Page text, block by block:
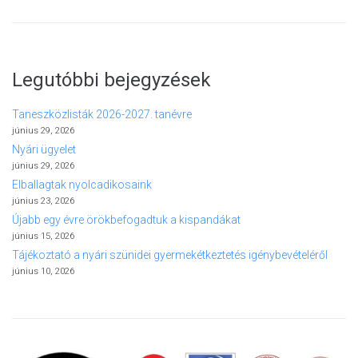
Legutóbbi bejegyzések
Taneszközlisták 2026-2027. tanévre
június 29, 2026
Nyári ügyelet
június 29, 2026
Elballagtak nyolcadikosaink
június 23, 2026
Újabb egy évre örökbefogadtuk a kispandákat
június 15, 2026
Tájékoztató a nyári szünidei gyermekétkeztetés igénybevételéről
június 10, 2026